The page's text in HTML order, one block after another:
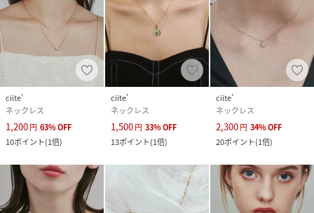
ciite'
ネックレス
1,200円 63%OFF
10ポイント(1倍)
ciite'
ネックレス
1,500円 33%OFF
13ポイント(1倍)
ciite'
ネックレス
2,300円 34%OFF
20ポイント(1倍)